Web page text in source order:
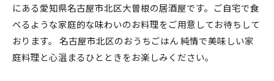
にある愛知県名古屋市北区大曽根の居酒屋です。ご自宅で食
べるような家庭的な味わいのお料理をご用意してお待ちして
おります。 名古屋市北区のおうちごはん 純情で美味しい家
庭料理と心温まるひとときをお楽しみください。